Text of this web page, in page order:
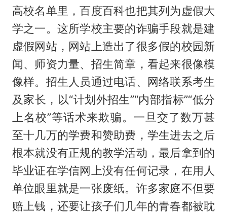
高校名单里，百度百科也把其列为虚假大
学之一。这所学校主要的诈骗手段就是建
虚假网站，网站上造出了很多假的校园新
闻、师资力量、招生简章，看起来很像模
像样。招生人员通过电话、网络联系考生
及家长，以“计划外招生”“内部指标”“低分
上名校”等话术来欺骗。一旦交了数万甚
至十几万的学费和赞助费，学生进去之后
根本就没有正规的教学活动，最后拿到的
毕业证在学信网上没有任何记录，在用人
单位眼里就是一张废纸。许多家庭不但要
赔上钱，还要让孩子们几年的青春都被耽